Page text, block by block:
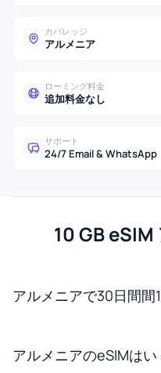
カバレッジ
アルメニア
ローミング料金
追加料金なし
サポート
24/7 Email & WhatsApp
10 GB
アルメニアで30日間間
アルメニアのeSIMはい